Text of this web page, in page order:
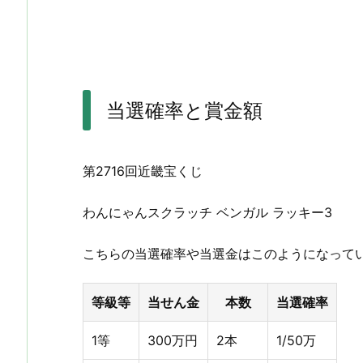
当選確率と賞金額
第2716回近畿宝くじ
わんにゃんスクラッチ ベンガル ラッキー3
こちらの当選確率や当選金はこのようになって
等級等 当せん金 本数 当選確率
1等 300万円 2本 1/50万